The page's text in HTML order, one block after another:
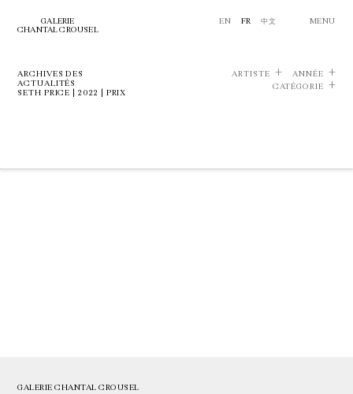
GALERIE
CHANTAL CROUSEL
EN FR 中文 MENU
ARCHIVES DES
ACTUALITÉS
SETH PRICE | 2022 | PRIX
ARTISTE
ANNÉE
CATÉGORIE
GALERIE CHANTAL CROUSEL